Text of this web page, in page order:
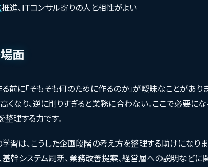
推進、ITコンサル寄りの人と相性がよい
面
前に「そもそも何のために作るのか」が曖昧なことがありま
なり、逆に削りすぎると業務に合わない。ここで必要に
理する力です。
習は、こうした企画段階の考え方を整理する助けになりま
基幹システム刷新、業務改善提案、経営層への説明などに